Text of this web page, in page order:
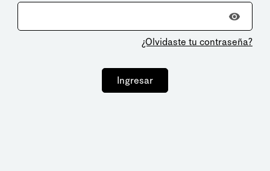
¿Olvidaste tu contraseña?
Ingresar